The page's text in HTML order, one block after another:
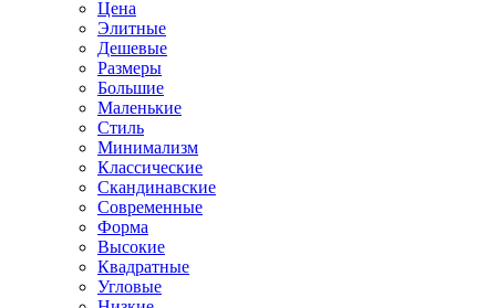
Цена
Элитные
Дешевые
Размеры
Большие
Маленькие
Стиль
Минимализм
Классические
Скандинавские
Современные
Форма
Высокие
Квадратные
Угловые